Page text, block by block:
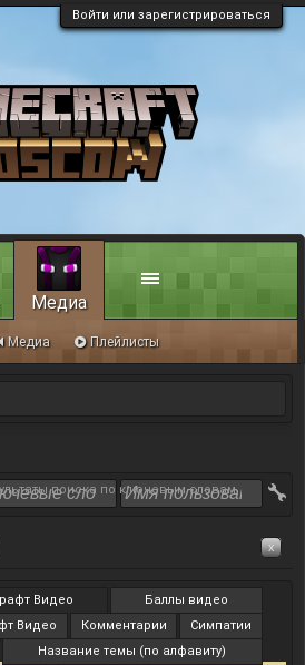
Войти или зарегистрироваться
поиска по ключевым словам,
x
Видео
Баллы видео
Видео
Комментарии
Симпатии
Название темы (по алфавиту)
Медиа
Медиа Плейлисты